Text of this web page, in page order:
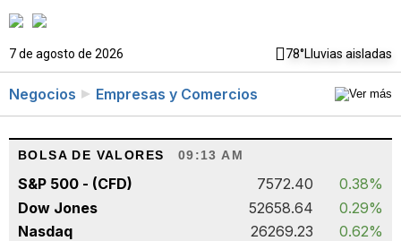
7 de agosto de 2026 78°Lluvias aisladas
Negocios Empresas y Comercios
BOLSA DE VALORES 09:13 AM
S&P 500 - (CFD) 7572.40
0.38%
Dow Jones
52658.64
0.29%
Nasdaq
26269.23 0.62%